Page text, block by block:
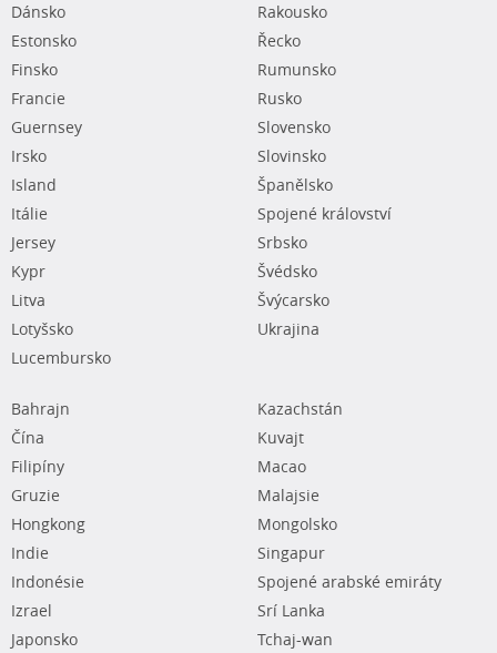
Dánsko
Estonsko
Finsko
Francie
Guernsey
Irsko
Island
Itálie
Jersey
Kypr
Litva
Lotyšsko
Lucembursko
Rakousko
Řecko
Rumunsko
Rusko
Slovensko
Slovinsko
Španělsko
Spojené království
Srbsko
Švédsko
Švýcarsko
Ukrajina
Bahrajn
Čína
Filipíny
Gruzie
Hongkong
Indie
Indonésie
Izrael
Japonsko
Kazachstán
Kuvajt
Macao
Malajsie
Mongolsko
Singapur
Spojené arabské emiráty
Srí Lanka
Tchaj-wan